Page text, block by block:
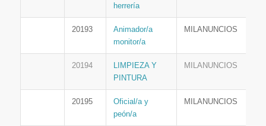
herrería
20193
Animador/a
monitor/a
MILANUNCIOS
20194
LIMPIEZA Y
PINTURA
MILANUNCIOS
20195
Oficial/a y
peón/a
MILANUNCIOS